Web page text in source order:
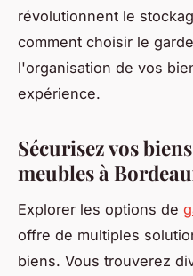
révolutionnent le
comment choisir le
l'organisation de vos
expérience.
Sécurisez vos
meubles à
Explorer les options de
offre de multiples
biens. Vous trouverez